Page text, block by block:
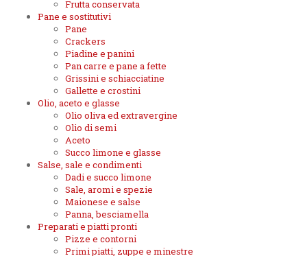
Frutta conservata
Pane e sostitutivi
Pane
Crackers
Piadine e panini
Pan carre e pane a fette
Grissini e schiacciatine
Gallette e crostini
Olio, aceto e glasse
Olio oliva ed extravergine
Olio di semi
Aceto
Succo limone e glasse
Salse, sale e condimenti
Dadi e succo limone
Sale, aromi e spezie
Maionese e salse
Panna, besciamella
Preparati e piatti pronti
Pizze e contorni
Primi piatti, zuppe e minestre